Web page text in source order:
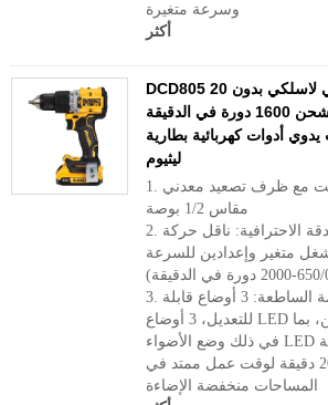
وسرعة متغيرة
أكثر
DCD805 20 فولت مثقاب صدمي لاسلكي بدون
فرشاة قابل لإعادة الشحن 1600 دورة في الدقيقة
أدوات كهربائية بطارية
ليثيوم
1. احتفاظ عالي بالبت مع ظرف تصعيد معدني
مقاس 1/2 بوصة
2. السرعة والتحكم والدقة الاحترافية: ناقل حركة
متغير وإعدادين للسرعة
3. مناطق العمل المظلمة الساطعة: 3 أوضاع قابلة
للتعديل، 3 أوضاع LED مع ما يصل إلى 70 لومن، بما
في ذلك وضع الأضواء LED الذي يتميز بوظيفة
إيقاف التشغيل لمدة 20 دقيقة لوقت عمل ممتد في
المساحات منخفضة الإضاءة